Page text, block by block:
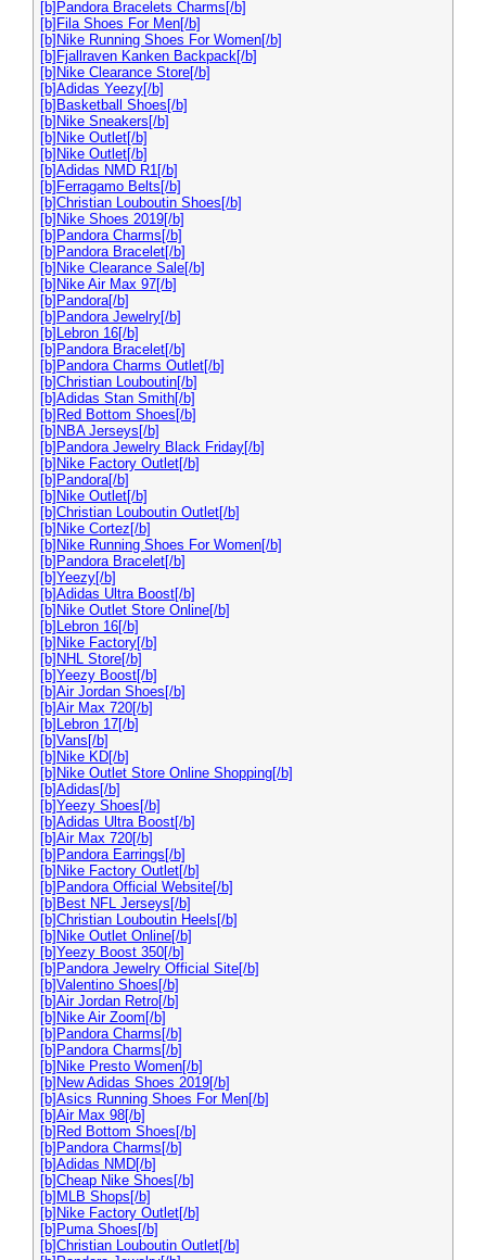
[b]Pandora Bracelets Charms[/b]
[b]Fila Shoes For Men[/b]
[b]Nike Running Shoes For Women[/b]
[b]Fjallraven Kanken Backpack[/b]
[b]Nike Clearance Store[/b]
[b]Adidas Yeezy[/b]
[b]Basketball Shoes[/b]
[b]Nike Sneakers[/b]
[b]Nike Outlet[/b]
[b]Nike Outlet[/b]
[b]Adidas NMD R1[/b]
[b]Ferragamo Belts[/b]
[b]Christian Louboutin Shoes[/b]
[b]Nike Shoes 2019[/b]
[b]Pandora Charms[/b]
[b]Pandora Bracelet[/b]
[b]Nike Clearance Sale[/b]
[b]Nike Air Max 97[/b]
[b]Pandora[/b]
[b]Pandora Jewelry[/b]
[b]Lebron 16[/b]
[b]Pandora Bracelet[/b]
[b]Pandora Charms Outlet[/b]
[b]Christian Louboutin[/b]
[b]Adidas Stan Smith[/b]
[b]Red Bottom Shoes[/b]
[b]NBA Jerseys[/b]
[b]Pandora Jewelry Black Friday[/b]
[b]Nike Factory Outlet[/b]
[b]Pandora[/b]
[b]Nike Outlet[/b]
[b]Christian Louboutin Outlet[/b]
[b]Nike Cortez[/b]
[b]Nike Running Shoes For Women[/b]
[b]Pandora Bracelet[/b]
[b]Yeezy[/b]
[b]Adidas Ultra Boost[/b]
[b]Nike Outlet Store Online[/b]
[b]Lebron 16[/b]
[b]Nike Factory[/b]
[b]NHL Store[/b]
[b]Yeezy Boost[/b]
[b]Air Jordan Shoes[/b]
[b]Air Max 720[/b]
[b]Lebron 17[/b]
[b]Vans[/b]
[b]Nike KD[/b]
[b]Nike Outlet Store Online Shopping[/b]
[b]Adidas[/b]
[b]Yeezy Shoes[/b]
[b]Adidas Ultra Boost[/b]
[b]Air Max 720[/b]
[b]Pandora Earrings[/b]
[b]Nike Factory Outlet[/b]
[b]Pandora Official Website[/b]
[b]Best NFL Jerseys[/b]
[b]Christian Louboutin Heels[/b]
[b]Nike Outlet Online[/b]
[b]Yeezy Boost 350[/b]
[b]Pandora Jewelry Official Site[/b]
[b]Valentino Shoes[/b]
[b]Air Jordan Retro[/b]
[b]Nike Air Zoom[/b]
[b]Pandora Charms[/b]
[b]Pandora Charms[/b]
[b]Nike Presto Women[/b]
[b]New Adidas Shoes 2019[/b]
[b]Asics Running Shoes For Men[/b]
[b]Air Max 98[/b]
[b]Red Bottom Shoes[/b]
[b]Pandora Charms[/b]
[b]Adidas NMD[/b]
[b]Cheap Nike Shoes[/b]
[b]MLB Shops[/b]
[b]Nike Factory Outlet[/b]
[b]Puma Shoes[/b]
[b]Christian Louboutin Outlet[/b]